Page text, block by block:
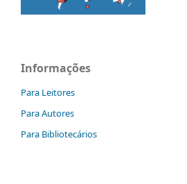
Informações
Para Leitores
Para Autores
Para Bibliotecários